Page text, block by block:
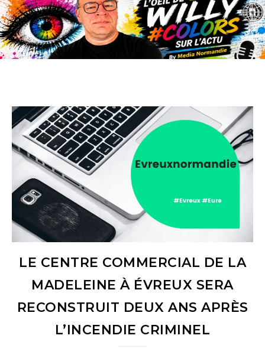
LE CENTRE COMMERCIAL DE LA
MADELEINE À ÉVREUX SERA
RECONSTRUIT DEUX ANS APRÈS
L’INCENDIE CRIMINEL